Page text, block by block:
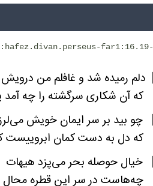
far1:16.19-
دلم رمیده شد و غافلم من درویش
کهآن شکاری سرگشته را چهآمد
چو بید بر سر ایمان خویش
که دل به دستکمان ابروییست
خیال حوصله بحرمی‌پزد هیهات
چه‌هاست در سر این قطره محال